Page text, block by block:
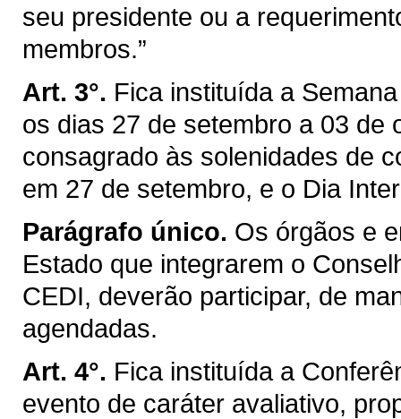
seu presidente ou a
membros.”
Art. 3°. Fica instituída a
os dias 27 de setembro a 03 de
consagrado às solenidades de
em 27 de setembro, e o Dia
Parágrafo único. Os órgãos e
Estado que integrarem o
CEDI, deverão participar, de
agendadas.
Art. 4°. Fica instituída a
evento de caráter avaliativo,